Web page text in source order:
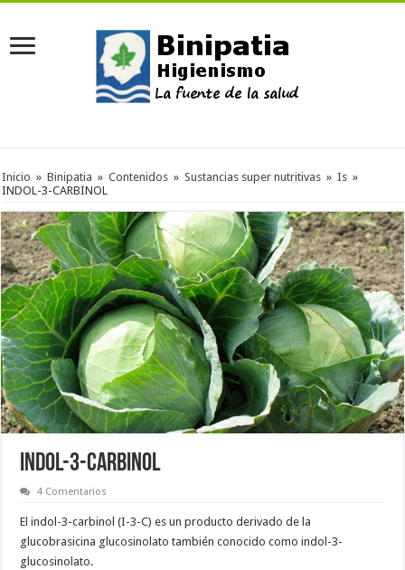
Inicio » Binipatia » Contenidos » Sustancias super nutritivas » Is »
INDOL-3-CARBINOL
INDOL-3-CARBINOL
4 Comentarios
El indol-3-carbinol (I-3-C) es un producto derivado de la
glucobrasicina glucosinolato también conocido como indol-3-
glucosinolato.